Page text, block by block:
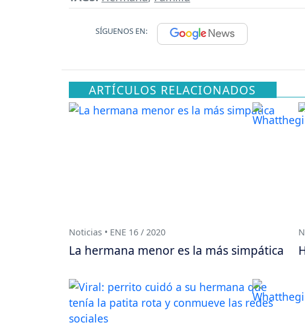
SÍGUENOS EN:
ARTÍCULOS RELACIONADOS
Noticias • ENE 16 / 2020
La hermana menor es la más simpática